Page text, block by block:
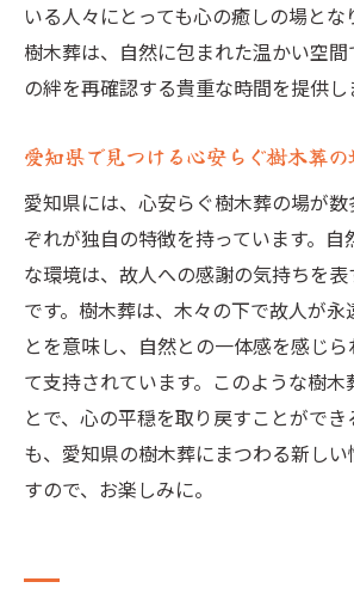
いる人々にとっても心の癒しの場とな
樹木葬は、自然に包まれた温かい空間
の絆を再確認する貴重な時間を提供し
愛知県で見つける心安らぐ樹木葬の
愛知県には、心安らぐ樹木葬の場が
ぞれが独自の特徴を持っています。
な環境は、故人への感謝の気持ちを
です。樹木葬は、木々の下で故人が永
とを意味し、自然との一体感を感じ
て支持されています。このような樹木
とで、心の平穏を取り戻すことがで
も、愛知県の樹木葬にまつわる新し
すので、お楽しみに。